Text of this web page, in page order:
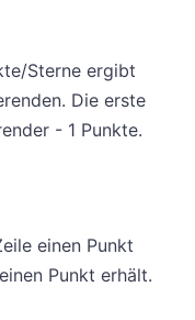
Sterne ergibt
Die erste
- 1 Punkte.
einen Punkt
Punkt erhält.